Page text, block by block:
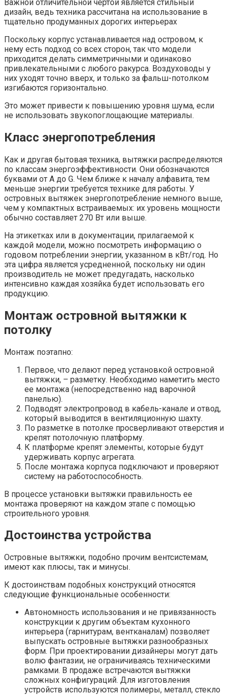
Важной отличительной чертой является стильный
дизайн, ведь техника рассчитана на использование в
тщательно продуманных дорогих интерьерах
Поскольку корпус устанавливается над островом, к
нему есть подход со всех сторон, так что модели
приходится делать симметричными и одинаково
привлекательными с любого ракурса. Воздуховоды у
них уходят точно вверх, и только за фальш-потолком
изгибаются горизонтально.
Это может привести к повышению уровня шума, если
не использовать звукопоглощающие материалы.
Класс энергопотребления
Как и другая бытовая техника, вытяжки распределяются
по классам энергоэффективности. Они обозначаются
буквами от A до G. Чем ближе к началу алфавита, тем
меньше энергии требуется технике для работы. У
островных вытяжек энергопотребление немного выше,
чем у компактных встраиваемых: их уровень мощности
обычно составляет 270 Вт или выше.
На этикетках или в документации, прилагаемой к
каждой модели, можно посмотреть информацию о
годовом потреблении энергии, указанном в кВт/год. Но
эта цифра является усредненной, поскольку ни один
производитель не может предугадать, насколько
интенсивно каждая хозяйка будет использовать его
продукцию.
Монтаж островной вытяжки к
потолку
Монтаж поэтапно:
Первое, что делают перед установкой островной
вытяжки, – разметку. Необходимо наметить место
ее монтажа (непосредственно над варочной
панелью).
Подводят электропровод в кабель-канале и отвод,
который выводится в вентиляционную шахту.
По разметке в потолке просверливают отверстия и
крепят потолочную платформу.
К платформе крепят элементы, которые будут
удерживать корпус агрегата.
После монтажа корпуса подключают и проверяют
систему на работоспособность.
В процессе установки вытяжки правильность ее
монтажа проверяют на каждом этапе с помощью
строительного уровня.
Достоинства устройства
Островные вытяжки, подобно прочим вентсистемам,
имеют как плюсы, так и минусы.
К достоинствам подобных конструкций относятся
следующие функциональные особенности:
Автономность использования и не привязанность
конструкции к другим объектам кухонного
интерьера (гарнитурам, вентканалам) позволяет
выпускать островные вытяжки разнообразных
форм. При проектировании дизайнеры могут дать
волю фантазии, не ограничиваясь техническими
рамками. В продаже встречаются вытяжки
сложных конфигураций. Для изготовления
устройств используются полимеры, металл, стекло